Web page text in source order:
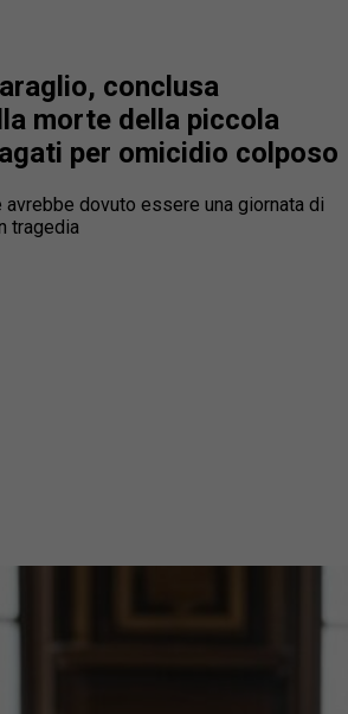
conclusa
morte della piccola
per omicidio colposo
avrebbe dovuto essere una giornata di
tragedia